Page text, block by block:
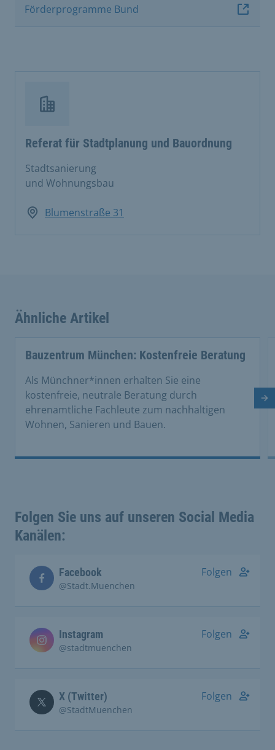
Förderprogramme Bund
Referat für Stadtplanung und Bauordnung
Stadtsanierung
und Wohnungsbau
Blumenstraße 31
Ähnliche Artikel
Bauzentrum München: Kostenfreie Beratung
Als Münchner*innen erhalten Sie eine
kostenfreie, neutrale Beratung durch
ehrenamtliche Fachleute zum nachhaltigen
Wohnen, Sanieren und Bauen.
Folgen Sie uns auf unseren Social Media
Kanälen:
Facebook
@Stadt.Muenchen
Folgen
Instagram
@stadtmuenchen
Folgen
X (Twitter)
@StadtMuenchen
Folgen